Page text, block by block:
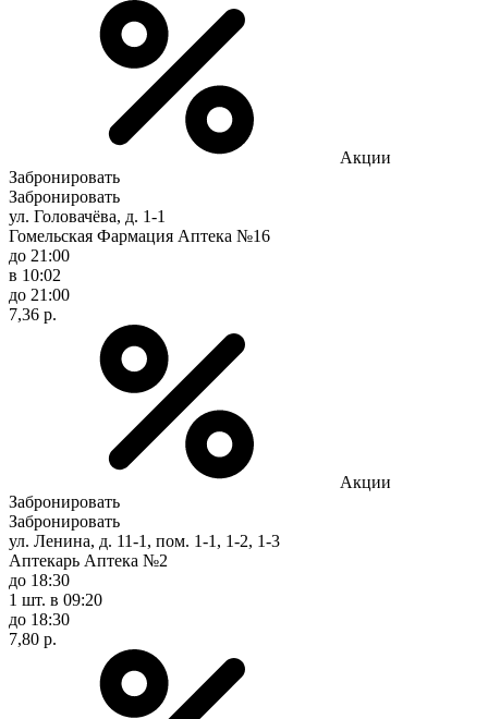
Акции
Забронировать
Забронировать
ул. Головачёва, д. 1-1
Гомельская Фармация Аптека №16
до 21:00
в 10:02
до 21:00
7,36 р.
Акции
Забронировать
Забронировать
ул. Ленина, д. 11-1, пом. 1-1, 1-2, 1-3
Аптекарь Аптека №2
до 18:30
1 шт. в 09:20
до 18:30
7,80 р.